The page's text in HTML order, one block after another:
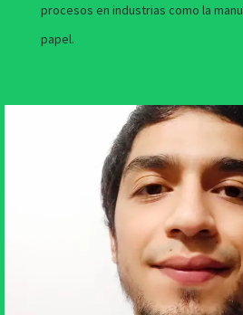
procesos en industrias como la
papel.